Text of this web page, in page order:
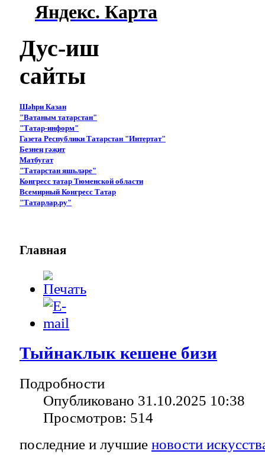
Яндекс. Карта
Дус-иш
сайты
Шәһри Казан
"Ватаным татарстан"
"Татар-информ"
Газета Республики Татарстан "Интертат"
Безнең гәҗит
Матбугат
"Татарстан яшьләре"
Конгресс татар Тюменской области
Всемирный Конгресс Татар
"Татарлар.ру"
Главная
Тыйнаклык кешене бизи
Подробности
Опубликовано 31.10.2025 10:38
Просмотров: 514
последние и лучшие новости